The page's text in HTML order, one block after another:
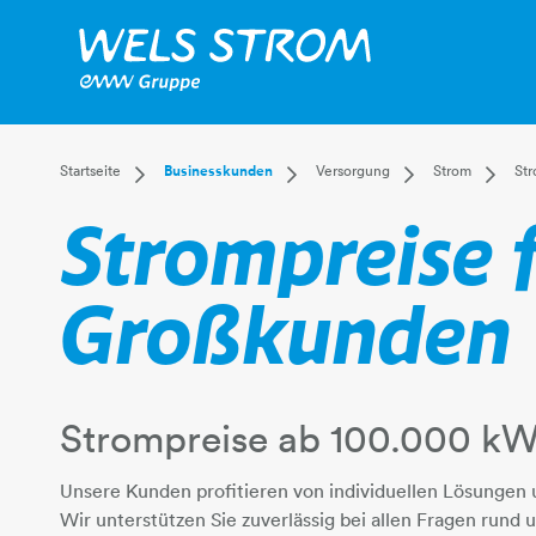
Startseite
Dropdown Startseite
Mehr
Businesskunden
Dropdown Businesskunden
ITandTEL
Versorgung
Dropdown
Gas
Fernwärme
Abwasser
Strom
Strom
Smart
Strompreise
Großkunden
Strompreise ab 100.000
Unsere Kunden profitieren von individuellen
Wir unterstützen Sie zuverlässig bei allen Fragen rund